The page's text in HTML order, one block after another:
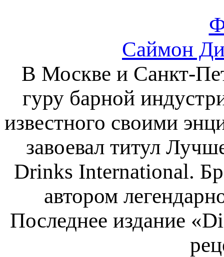
Саймон
В Москве и Санкт-
гуру барной
известного своими
завоевал титул
Drinks International.
автором
Последнее издание